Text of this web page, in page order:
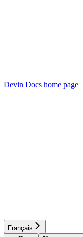
Devin Docs home page
Français